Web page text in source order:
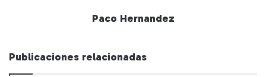
Paco Hernandez
Publicaciones relacionadas